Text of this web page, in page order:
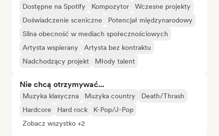
Dostępne na Spotify Kompozytor
Wczesne projekty
Doświadczenie sceniczne
Potencjał międzynarodowy
Silna obecność w mediach społecznościowych
Artysta wspierany
Artysta bez kontraktu
Nadchodzący projekt
Młody talent
Nie chcą otrzymywać...
Muzyka klasyczna Muzyka country
Death/Thrash
Hardcore
Hard rock
K-Pop/J-Pop
Zobacz wszystko +2